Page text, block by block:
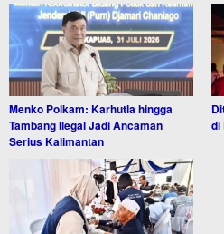
Menko Polkam: Karhutla hingga
Tambang Ilegal Jadi Ancaman
Serius Kalimantan
di